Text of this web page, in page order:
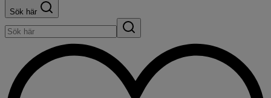
Sök här